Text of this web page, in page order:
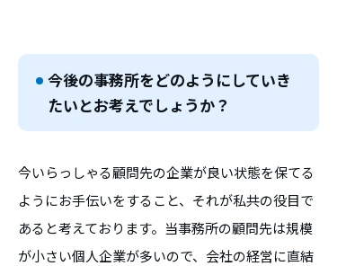
今後の事務所をどのようにしていき
たいとお考えでしょうか？
今いらっしゃる顧問先の企業が良い状態を保てる
ようにお手伝いをすること、それが私共の役目で
あると考えております。当事務所の顧問先は規模
が小さい個人企業が多いので、会社の経営に直結